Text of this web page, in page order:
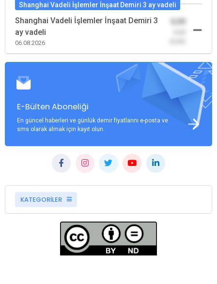
Shanghai Vadeli İşlemler İnşaat Demiri 3 ay vadeli
Shanghai Vadeli İşlemler İnşaat Demiri 3
ay vadeli
06.08.2026
0,00
E-Bülten Aboneliği
En güncel haberleri ve günlük demir fiyatlarını e-posta ve
sms olarak almak için kayıt olun.
KATEGORİLER